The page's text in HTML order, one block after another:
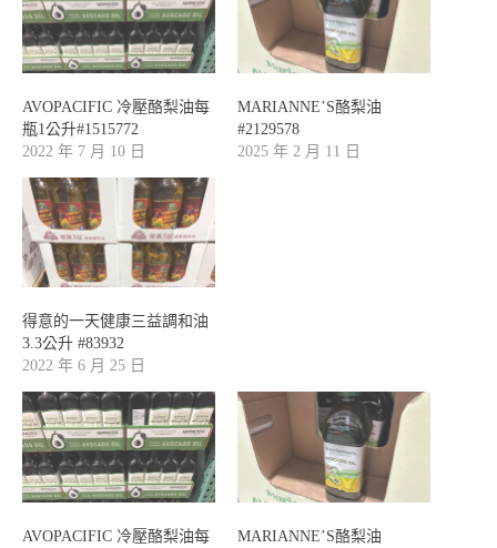
AVOPACIFIC 冷壓酪梨油每
瓶1公升#1515772
2022 年 7 月 10 日
MARIANNE’S酪梨油
#2129578
2025 年 2 月 11 日
得意的一天健康三益調和油
3.3公升 #83932
2022 年 6 月 25 日
AVOPACIFIC 冷壓酪梨油每
MARIANNE’S酪梨油